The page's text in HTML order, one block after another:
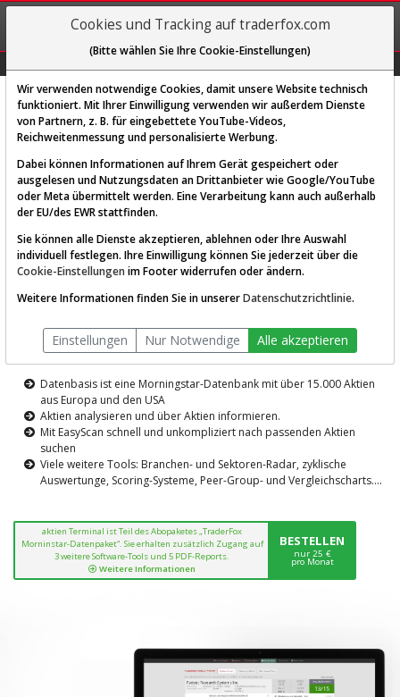
REGIS-
TRIEREN
Diese Funktion ist nur für
AKTIEN-TERMINAL
Die Aktienanalyse-Plattform von
TraderFox
Datenbasis ist eine Morningstar-Datenbank mit über 15.000 Aktien
aus Europa und den USA
Aktien analysieren und über Aktien informieren.
Mit EasyScan schnell und unkompliziert nach passenden Aktien
suchen
Viele weitere Tools: Branchen- und Sektoren-Radar, zyklische
Auswertunge, Scoring-Systeme, Peer-Group- und Vergleichscharts....
aktien Terminal ist Teil des Abopaketes „TraderFox
Morninstar-Datenpaket“. Sie erhalten zusätzlich Zugang auf
3 weitere Software-Tools und 5 PDF-Reports.
Weitere Informationen
BESTELLEN
nur 25 €
pro Monat
Cookies und Tracking auf traderfox.com
(Bitte wählen Sie Ihre Cookie-Einstellungen)
Wir verwenden notwendige Cookies, damit unsere Website technisch
funktioniert. Mit Ihrer Einwilligung verwenden wir außerdem Dienste
von Partnern, z. B. für eingebettete YouTube-Videos,
Reichweitenmessung und personalisierte Werbung.
Dabei können Informationen auf Ihrem Gerät gespeichert oder
ausgelesen und Nutzungsdaten an Drittanbieter wie Google/YouTube
oder Meta übermittelt werden. Eine Verarbeitung kann auch außerhalb
der EU/des EWR stattfinden.
Sie können alle Dienste akzeptieren, ablehnen oder Ihre Auswahl
individuell festlegen. Ihre Einwilligung können Sie jederzeit über die
Cookie-Einstellungen im Footer widerrufen oder ändern.
Weitere Informationen finden Sie in unsererDatenschutzrichtlinie.
Einstellungen Nur Notwendige Alle akzeptieren